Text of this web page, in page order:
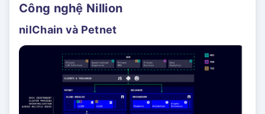
Công nghệ Nillion
nilChain và Petnet